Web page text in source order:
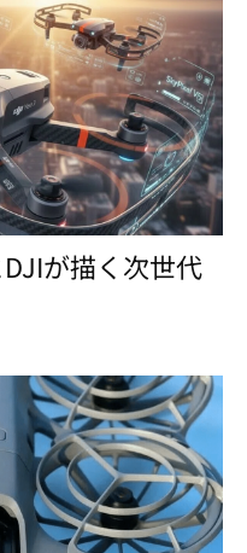
が描く次世代